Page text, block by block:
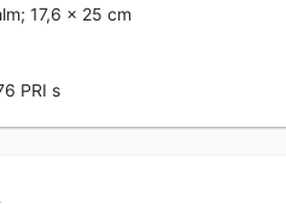
17,6 x 25 cm
PRI s